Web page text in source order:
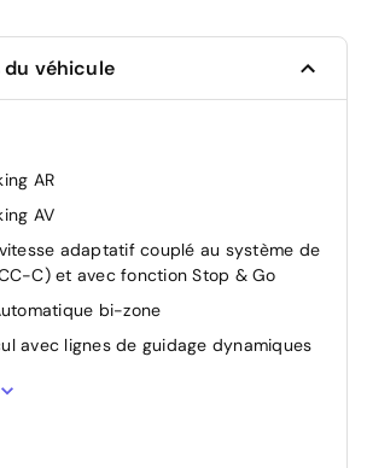
du véhicule
AR
AV
adaptatif couplé au système de
C) et avec fonction Stop & Go
bi-zone
avec lignes de guidage dynamiques
électrochrome
pour prise domestique